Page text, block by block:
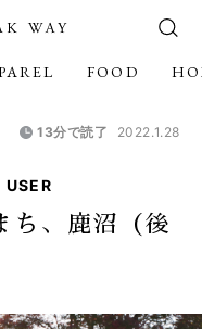
FOOD
13分で読了 2022.1.28
USER
ち、鹿沼（後